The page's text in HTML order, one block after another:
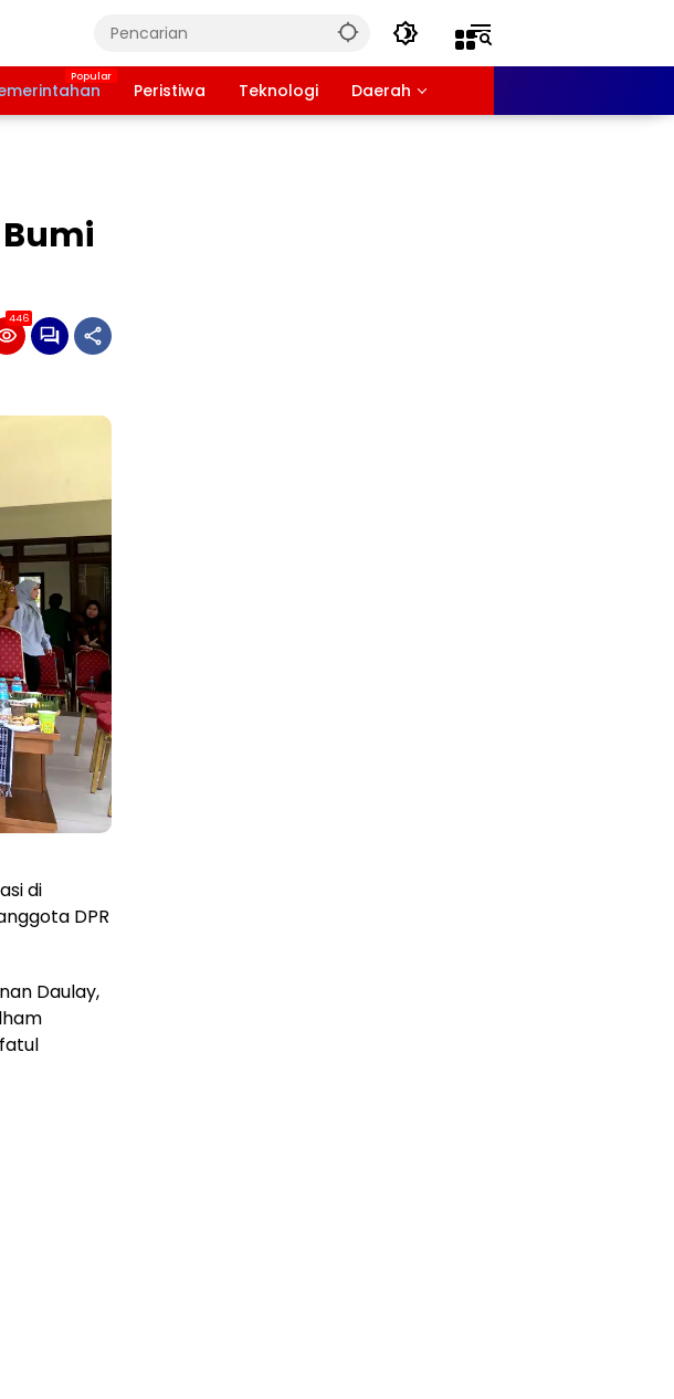
Peristiwa Teknologi Daerah
446
di
DPR
Daulay,